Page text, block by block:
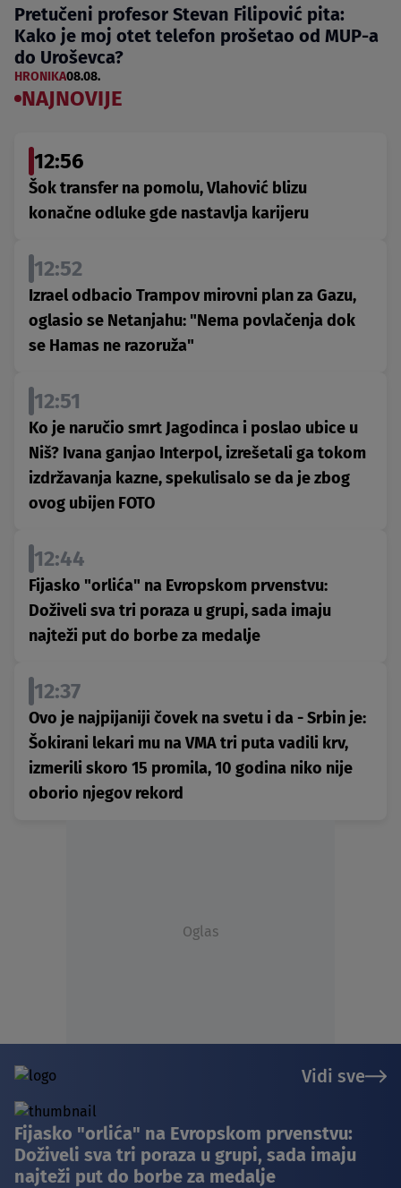
Pretučeni profesor Stevan Filipović pita:
Kako je moj otet telefon prošetao od MUP-a
do Uroševca?
HRONIKA08.08.
NAJNOVIJE
12:56
Šok transfer na pomolu, Vlahović blizu
konačne odluke gde nastavlja karijeru
12:52
Izrael odbacio Trampov mirovni plan za Gazu,
oglasio se Netanjahu: "Nema povlačenja dok
se Hamas ne razoruža"
12:51
Ko je naručio smrt Jagodinca i poslao ubice u
Niš? Ivana ganjao Interpol, izrešetali ga tokom
izdržavanja kazne, spekulisalo se da je zbog
ovog ubijen FOTO
12:44
Fijasko "orlića" na Evropskom prvenstvu:
Doživeli sva tri poraza u grupi, sada imaju
najteži put do borbe za medalje
12:37
Ovo je najpijaniji čovek na svetu i da - Srbin je:
Šokirani lekari mu na VMA tri puta vadili krv,
izmerili skoro 15 promila, 10 godina niko nije
oborio njegov rekord
Oglas
Vidi sve
Fijasko "orlića" na Evropskom prvenstvu:
Doživeli sva tri poraza u grupi, sada imaju
najteži put do borbe za medalje